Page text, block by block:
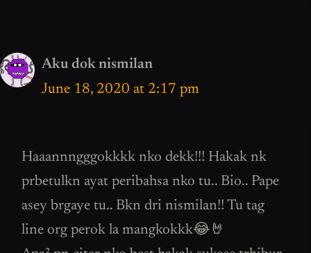
Aku dok nismilan
June 18, 2020 at 2:17 pm
Haaannngggokkkk nko dekk!!! Hakak nk
prbetulkn ayat peribahsa nko tu.. Bio.. Pape
asey brgaye tu.. Bkn dri nismilan!! Tu tag
line org perok la mangkokkk😂🤘